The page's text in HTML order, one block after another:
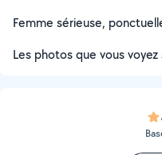
Femme sérieuse,
Les photos que vous